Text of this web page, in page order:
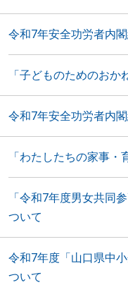
令和7年安全功労者内
「子どものためのお
令和7年安全功労者内
「わたしたちの家事・
「令和7年度男女共同
ついて
令和7年度「山口県中
ついて